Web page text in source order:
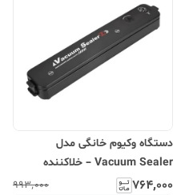
دستگاه وکیوم خانگی مدل
Vacuum Sealer – خلاکننده
خودکار مواد غذایی با توان ۹۰ وات
۷۶۴٬۰۰۰ ۹۹۳٬۰۰۰